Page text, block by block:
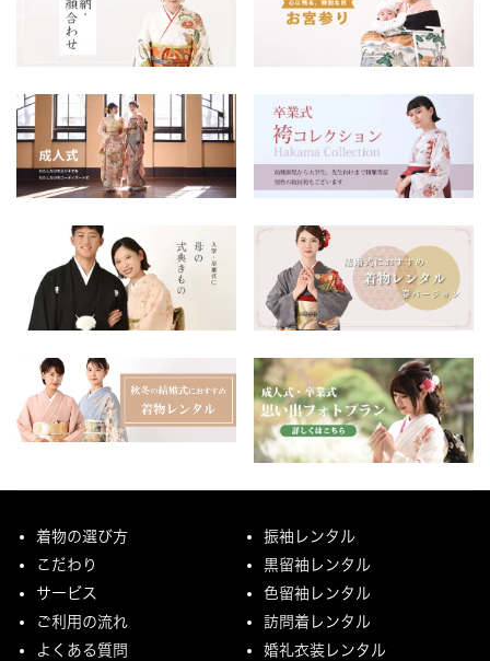
着物の選び方
こだわり
サービス
ご利用の流れ
よくある質問
振袖レンタル
黒留袖レンタル
色留袖レンタル
訪問着レンタル
婚礼衣装レンタル